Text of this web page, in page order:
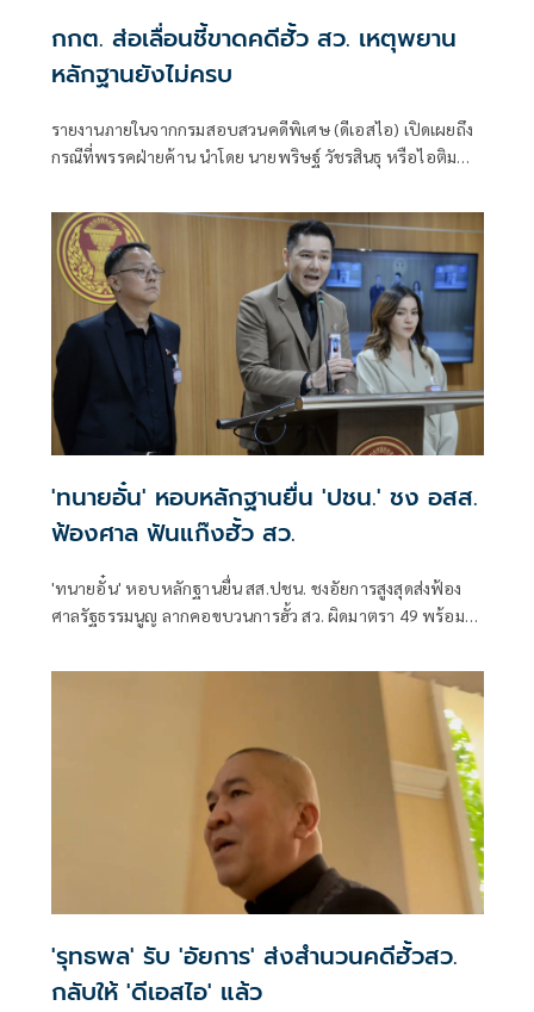
กกต. ส่อเลื่อนชี้ขาดคดีฮั้ว สว. เหตุพยาน
หลักฐานยังไม่ครบ
รายงานภายในจากกรมสอบสวนคดีพิเศษ (ดีเอสไอ) เปิดเผยถึง
กรณีที่พรรคฝ่ายค้าน นำโดย นายพริษฐ์ วัชรสินธุ หรือไอติม
นายยิ่งชีพ อัชฌานนท์ ผู้อำนวยการโครงการอินเทอร์เน็ตเพื่อ
กฎหมายประชาชน หรือไอลอว์ (iLaw) ได้นำคำให้การของ
พยานและเอกสารบางส่วนที่อ้างว่าเกี่ยวข้องกับคดีฮั้วเลือก
สมาชิกวุฒิสภา (สว.) มาเปิดเผยต่อสาธารณ
'ทนายอั๋น' หอบหลักฐานยื่น 'ปชน.' ชง อสส.
ฟ้องศาล ฟันแก๊งฮั้ว สว.
'ทนายอั๋น' หอบหลักฐานยื่น สส.ปชน. ชงอัยการสูงสุดส่งฟ้อง
ศาลรัฐธรรมนูญ ลากคอขบวนการฮั้ว สว. ผิดมาตรา 49 พร้อม
'รุทธพล' รับ 'อัยการ' ส่งสำนวนคดีฮั้วสว.
กลับให้ 'ดีเอสไอ' แล้ว